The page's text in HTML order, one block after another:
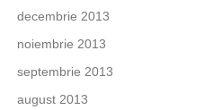
decembrie 2013
noiembrie 2013
septembrie 2013
august 2013